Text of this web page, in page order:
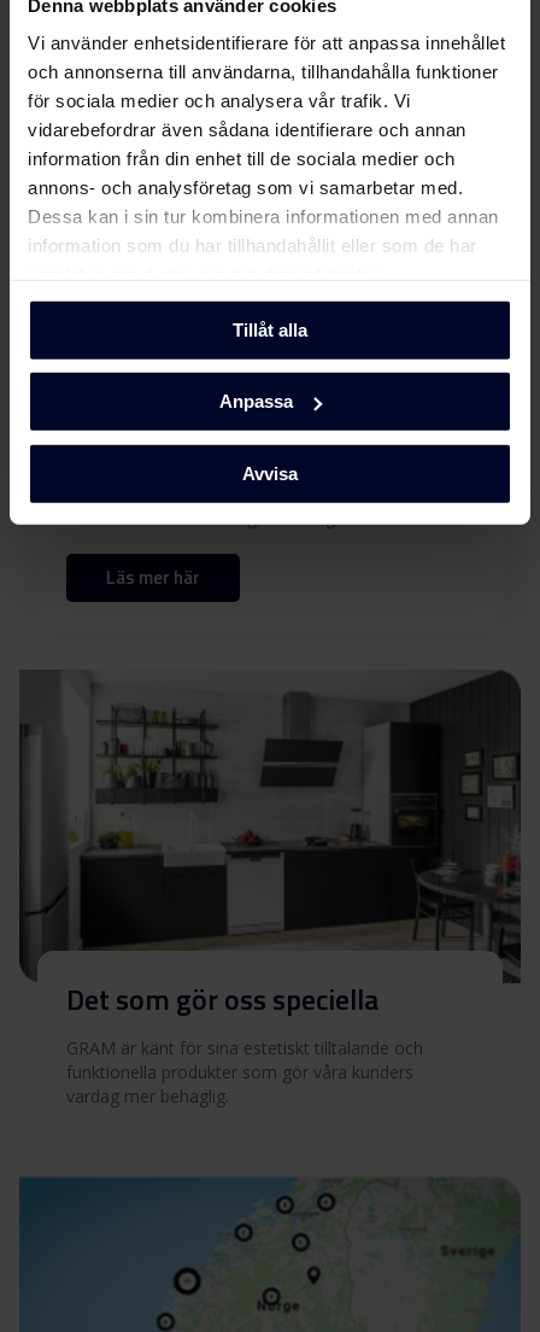
Denna webbplats använder cookies
Vi använder enhetsidentifierare för att anpassa innehållet
och annonserna till användarna, tillhandahålla funktioner
för sociala medier och analysera vår trafik. Vi
vidarebefordrar även sådana identifierare och annan
information från din enhet till de sociala medier och
annons- och analysföretag som vi samarbetar med.
Dessa kan i sin tur kombinera informationen med annan
information som du har tillhandahållit eller som de har
Tillåt alla
Anpassa
Avvisa
och varningar (DK)
Ladda ner
Säkerhetsinformation
och varningar (SV)
Ladda ner
Användarmanual
(DK,EN,FI,NO,SV)
Ladda ner
Produktbild KS 6456-90 F Ladda ner
Produktbild KS 6456-90 F Ladda ner
Produktbild KS 6456-90 F Ladda ner
Produktbild KS 6456-90 F
Ladda ner
Produktbild KS 6456-90 F
Ladda ner alla (13) Ladda ner utvalda
... Eftersom vi fokuserar på kvalitet och
hållbarhet genom att utveckla miljövänliga
Läs mer här
Det som gör oss speciella
GRAM är känt för sina estetiskt tilltalande och
funktionella produkter som gör våra kunders
vardag mer behaglig.